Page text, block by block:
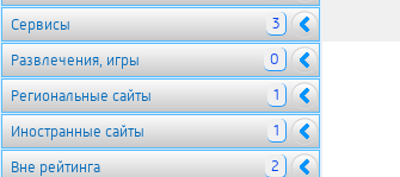
Сервисы 3
Развлечения, игры 0
Региональные сайты 1
Иностранные сайты 1
Вне рейтинга 2